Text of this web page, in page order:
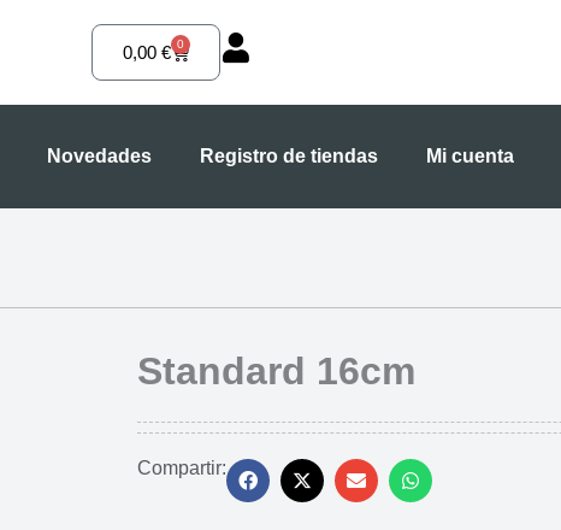
0,00 € 0
Carrito
Novedades Registro de tiendas Mi cuenta
Standard 16cm
Compartir: